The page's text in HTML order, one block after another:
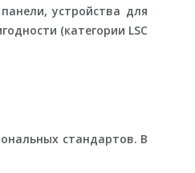
устройства для
(категории LSC
стандартов. В